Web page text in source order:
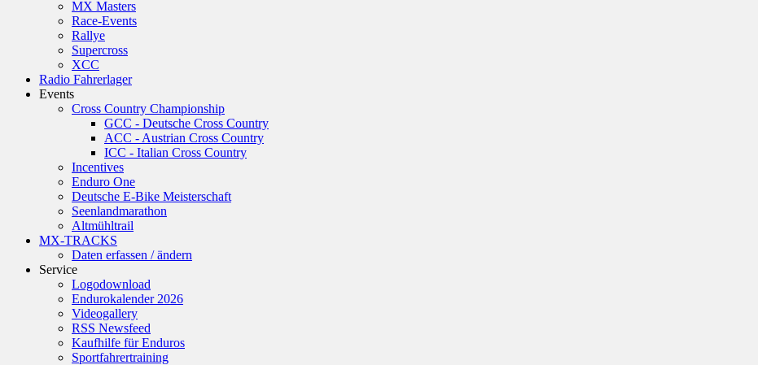
MX Masters
Race-Events
Rallye
Supercross
XCC
Radio Fahrerlager
Events
Cross Country Championship
GCC - Deutsche Cross Country
ACC - Austrian Cross Country
ICC - Italian Cross Country
Incentives
Enduro One
Deutsche E-Bike Meisterschaft
Seenlandmarathon
Altmühltrail
MX-TRACKS
Daten erfassen / ändern
Service
Logodownload
Endurokalender 2026
Videogallery
RSS Newsfeed
Kaufhilfe für Enduros
Sportfahrertraining